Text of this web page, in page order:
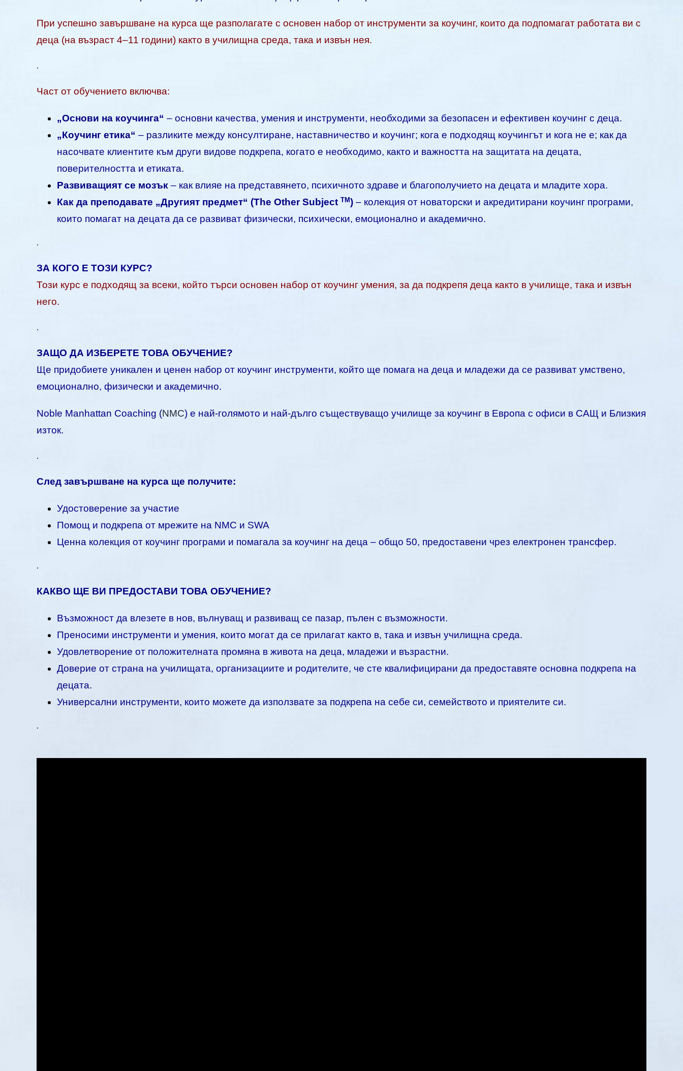
При успешно завършване на курса ще разполагате с основен набор от инструменти за коучинг, които да подпомагат работата ви с
деца (на възраст 4–11 години) както в училищна среда, така и извън нея.
.
Част от обучението включва:
„Основи на коучинга“ – основни качества, умения и инструменти, необходими за безопасен и ефективен коучинг с деца.
„Коучинг етика“ – разликите между консултиране, наставничество и коучинг; кога е подходящ коучингът и кога не е; как да
насочвате клиентите към други видове подкрепа, когато е необходимо, както и важността на защитата на децата,
поверителността и етиката.
Развиващият се мозък– как влияе на представянето, психичното здраве и благополучието на децата и младите хора.
Как да преподавате „Другият предмет“ (The Other Subject TM)– колекция от новаторски и акредитирани коучинг програми,
които помагат на децата да се развиват физически, психически, емоционално и академично.
.
ЗА КОГО Е ТОЗИ КУРС?
Този курс е подходящ за всеки, който търси основен набор от коучинг умения, за да подкрепя деца както в училище, така и извън
него.
.
ЗАЩО ДА ИЗБЕРЕТЕ ТОВА ОБУЧЕНИЕ?
Ще придобиете уникален и ценен набор от коучинг инструменти, който ще помага на деца и младежи да се развиват умствено,
емоционално, физически и академично.
Noble Manhattan Coaching (NMC) е най-голямото и най-дълго съществуващо училище за коучинг в Европа с офиси в САЩ и Близкия
изток.
.
След завършване на курса ще получите:
Удостоверение за участие
Помощ и подкрепа от мрежите на NMC и SWA
Ценна колекция от коучинг програми и помагала за коучинг на деца – общо 50, предоставени чрез електронен трансфер.
.
КАКВО ЩЕ ВИ ПРЕДОСТАВИ ТОВА ОБУЧЕНИЕ?
Възможност да влезете в нов, вълнуващ и развиващ се пазар, пълен с възможности.
Преносими инструменти и умения, които могат да се прилагат както в, така и извън училищна среда.
Удовлетворение от положителната промяна в живота на деца, младежи и възрастни.
Доверие от страна на училищата, организациите и родителите, че сте квалифицирани да предоставяте основна подкрепа на
децата.
Универсални инструменти, които можете да използвате за подкрепа на себе си, семейството и приятелите си.
.